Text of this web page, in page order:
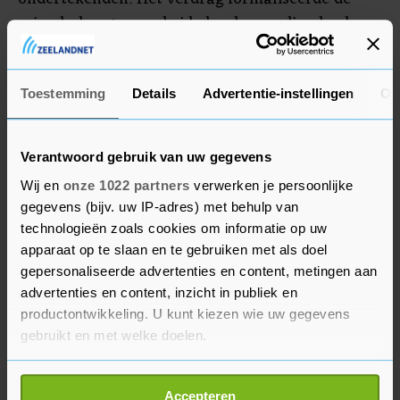
Toestemming Details Advertentie-instellingen
Verantwoord gebruik van uw gegevens
Wij en onze 1022 partners verwerken je persoonlijke
gegevens (bijv. uw IP-adres) met behulp van
technologieën zoals cookies om informatie op uw
apparaat op te slaan en te gebruiken met als doel
gepersonaliseerde advertenties en content, metingen aan
advertenties en content, inzicht in publiek en
productontwikkeling. U kunt kiezen wie uw gegevens
gebruikt en met welke doelen.
Als u het toestaat, willen we ook graag:
Accepteren
vriendschap tussen beide landen en diende als
bouwsteen voor meer Europese samenwerking.
Macron zei tijdens een ceremonie aan de
Sorbonne in Parijs dat Duitsland en Frankrijk
voor hem "twee zielen in één borst" waren. "Als
een Fransman over Duitsland praat, praat hij
over een deel van zichzelf", zei hij in
aanwezigheid van meer dan dertig ministers van
beide regeringen en ongeveer 200
parlementsleden.
Waterstofpijpleidingproject
Ook kondigde Macron aan dat Duitsland zich zal
aansluiten bij het Europese